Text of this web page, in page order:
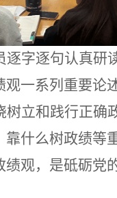
字逐句认真
一系列重要论
立和践行正
什么树政绩等
观，是砥砺